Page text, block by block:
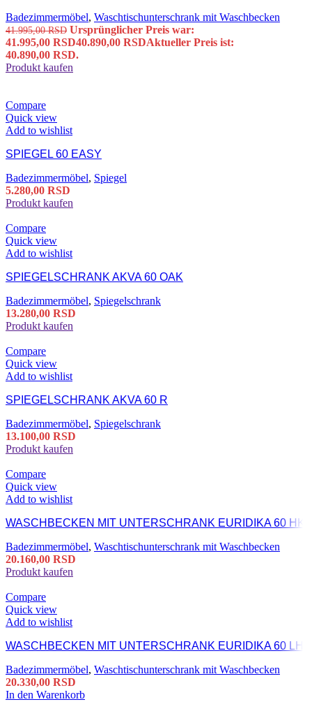
Badezimmermöbel, Waschtischunterschrank mit Waschbecken
41.995,00RSD Ursprünglicher Preis war:
41.995,00 RSD40.890,00 RSDAktueller Preis ist:
40.890,00 RSD.
Produkt kaufen
Compare
Quick view
Add to wishlist
SPIEGEL 60 EASY
Badezimmermöbel, Spiegel
5.280,00 RSD
Produkt kaufen
Compare
Quick view
Add to wishlist
SPIEGELSCHRANK AKVA 60 OAK
Badezimmermöbel, Spiegelschrank
13.280,00 RSD
Produkt kaufen
Compare
Quick view
Add to wishlist
SPIEGELSCHRANK AKVA 60 R
Badezimmermöbel, Spiegelschrank
13.100,00 RSD
Produkt kaufen
Compare
Quick view
Add to wishlist
WASCHBECKEN MIT UNTERSCHRANK EURIDIKA 60 HK
Badezimmermöbel, Waschtischunterschrank mit Waschbecken
20.160,00 RSD
Produkt kaufen
Compare
Quick view
Add to wishlist
WASCHBECKEN MIT UNTERSCHRANK EURIDIKA 60 LH
Badezimmermöbel, Waschtischunterschrank mit Waschbecken
20.330,00 RSD
In den Warenkorb